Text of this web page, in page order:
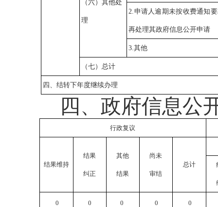
（六）其他处
理
2.申请人逾期未按收费通知
再处理其政府信息公开申请
3.其他
（七）总计
四、结转下年度继续办理
四、政府信息公
行政复议
结果维持
结果
纠正
其他
结果
尚未
审结
总计
0 0 0 0 0